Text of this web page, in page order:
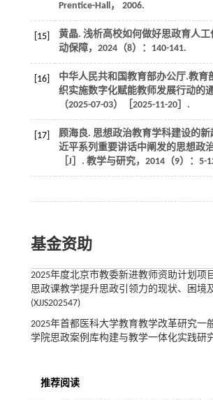
Prentice-Hall， 2006.
[15] 黄晶. 浅析高校如何做好思政育人工
动保障， 2024（8）：140-141.
[16]
中华人民共和国教育部办公厅.教育
织实施数字化赋能教师发展行动的
（2025-07-03）［2025-11-20］.
[17]
顾海良. 思想政治教育学科建设的
近平系列重要讲话中阐发的思想政
［J］. 教学与研究， 2014（9）：5-
基金资助
2025年度北京市教委新进教师资助计划项
思政课教学提升思政引领力的现状、困境
(XJJS202547)
2025年首都医科大学教育教学改革研究一
学院思政案例库构建与教学一体化实践研究